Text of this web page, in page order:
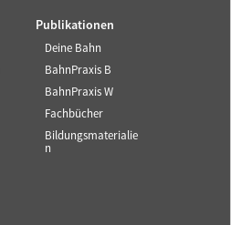
Publikationen
Deine Bahn
BahnPraxis B
BahnPraxis W
Fachbücher
Bildungsmaterialie
n